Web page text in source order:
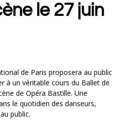
le 27 juin
de Paris proposera au public
à un véritable cours du Ballet de
de Opéra Bastille. Une
le quotidien des danseurs,
public.